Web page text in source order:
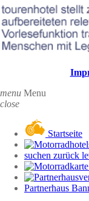
menu Menu
close
Startseite
suchen zurück
Partnerhaus